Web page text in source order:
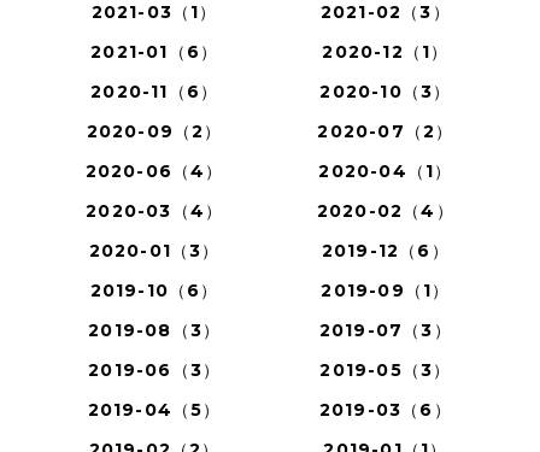
2021-03（1）
2021-02（3）
2021-01（6）
2020-12（1）
2020-11（6）
2020-10（3）
2020-09（2）
2020-07（2）
2020-06（4）
2020-04（1）
2020-03（4）
2020-02（4）
2020-01（3）
2019-12（6）
2019-10（6）
2019-09（1）
2019-08（3）
2019-07（3）
2019-06（3）
2019-05（3）
2019-04（5）
2019-03（6）